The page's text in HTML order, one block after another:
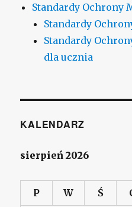
Standardy Ochrony
Standardy
Standardy
dla ucznia
KALENDARZ
sierpień 2026
P W Ś